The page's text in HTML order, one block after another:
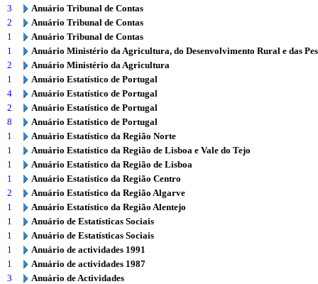
3
Anuário Tribunal de Contas
2
Anuário Tribunal de Contas
1
Anuário Tribunal de Contas
1
Anuário Ministério da Agricultura, do Desenvolvimento Rural e das
2
Anuário Ministério da Agricultura
1
Anuário Estatístico de Portugal
4
Anuário Estatístico de Portugal
2
Anuário Estatístico de Portugal
8
Anuário Estatístico de Portugal
1
Anuário Estatístico da Região Norte
1
Anuário Estatístico da Região de Lisboa e Vale do Tejo
1
Anuário Estatístico da Região de Lisboa
1
Anuário Estatístico da Região Centro
2
Anuário Estatístico da Região Algarve
1
Anuário Estatístico da Região Alentejo
1
Anuário de Estatísticas Sociais
1
Anuário de Estatísticas Sociais
1
Anuário de actividades 1991
1
Anuário de actividades 1987
3
Anuário de Actividades